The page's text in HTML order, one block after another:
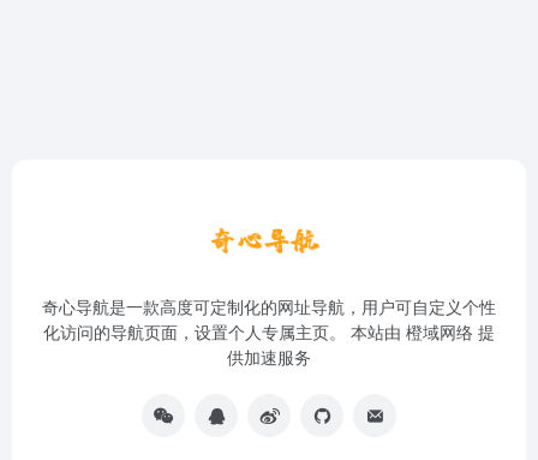
奇心导航是一款高度可定制化的网址导航，用户可自定义个性
化访问的导航页面，设置个人专属主页。 本站由 橙域网络 提
供加速服务